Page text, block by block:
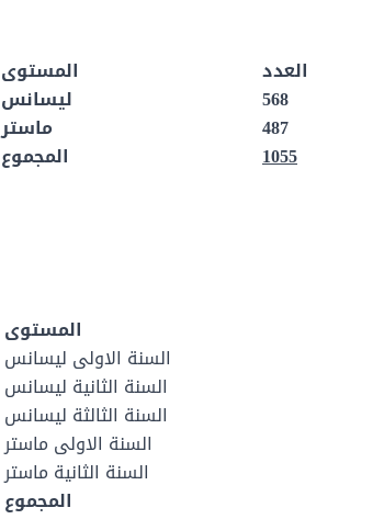
العدد
المستوى
568
ليسانس
487
ماستر
1055 المجموع
المستوى
السنة الاولى ليسانس
السنة الثانية ليسانس
السنة الثالثة ليسانس
السنة الاولى ماستر
السنة الثانية ماستر
المجموع